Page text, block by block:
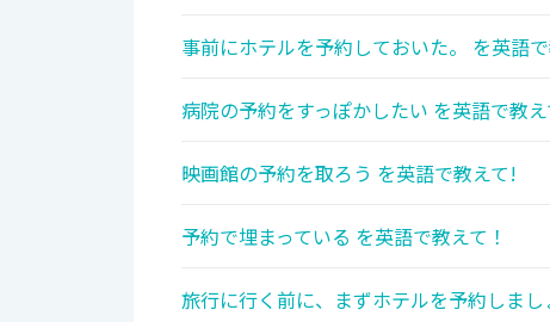
事前にホテルを予約しておいた。 を英語
病院の予約をすっぽかしたい を英語で教
映画館の予約を取ろう を英語で教えて!
予約で埋まっている を英語で教えて！
旅行に行く前に、まずホテルを予約しま